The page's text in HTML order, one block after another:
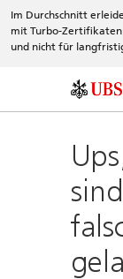
Im Durchschnitt
mit Turbo-
und nicht für